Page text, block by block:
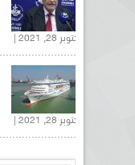
أكتوبر 28, 2021 |
أكتوبر 28, 2021 |